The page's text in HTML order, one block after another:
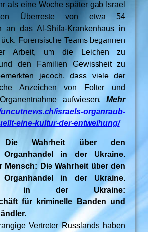
als eine Woche später gab Israel
Überreste von etwa 54
an das Al-Shifa-Krankenhaus in
Forensische Teams begannen
Arbeit, um die Leichen zu
den Familien Gewissheit zu
jedoch, dass viele der
Anzeichen von Folter und
aufwiesen. Mehr
israels-organraub-
eine-kultur-der-entweihung/
Die Wahrheit über den
Organhandel in der Ukraine.
Mensch: Die Wahrheit über den
Organhandel in der Ukraine.
in der Ukraine:
für kriminelle Banden und
Vertreter Russlands haben